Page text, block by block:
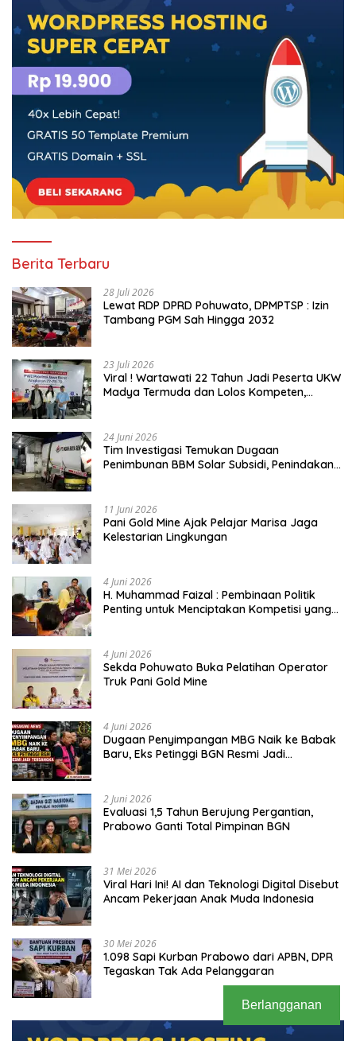
Berita Terbaru
28 Juli 2026
Lewat RDP DPRD Pohuwato, DPMPTSP : Izin
Tambang PGM Sah Hingga 2032
23 Juli 2026
Viral ! Wartawati 22 Tahun Jadi Peserta UKW
Madya Termuda dan Lolos Kompeten,
24 Juni 2026
Tim Investigasi Temukan Dugaan
Penimbunan BBM Solar Subsidi, Penindakan
11 Juni 2026
Pani Gold Mine Ajak Pelajar Marisa Jaga
Kelestarian Lingkungan
4 Juni 2026
H. Muhammad Faizal : Pembinaan Politik
Penting untuk Menciptakan Kompetisi yang
4 Juni 2026
Sekda Pohuwato Buka Pelatihan Operator
Truk Pani Gold Mine
4 Juni 2026
Dugaan Penyimpangan MBG Naik ke Babak
Baru, Eks Petinggi BGN Resmi Jadi
2 Juni 2026
Evaluasi 1,5 Tahun Berujung Pergantian,
Prabowo Ganti Total Pimpinan BGN
31 Mei 2026
Viral Hari Ini! AI dan Teknologi Digital Disebut
Ancam Pekerjaan Anak Muda Indonesia
30 Mei 2026
1.098 Sapi Kurban Prabowo dari APBN, DPR
Tegaskan Tak Ada Pelanggaran
Berlangganan